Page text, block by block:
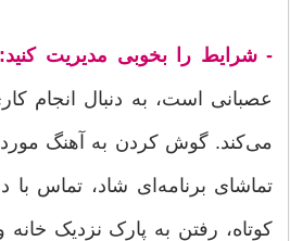
- شرایط را بخوبی مدیریت کنید:
عصبانی است، به دنبال انجام
می‌کند. گوش کردن به آهنگ مورد
تماشای برنامه‌ای شاد، تماس با
کوتاه، رفتن به پارک نزدیک خانه و